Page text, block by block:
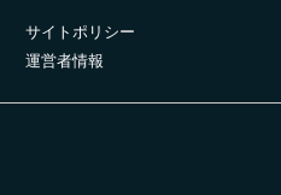
サイトポリシー
運営者情報